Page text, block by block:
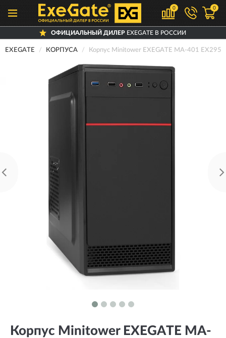
0 0
ОФИЦИАЛЬНЫЙ ДИЛЕРEXEGATE В РОССИИ
EXEGATE КОРПУСА Корпус Minitower EXEGATE MA-401
Корпус Minitower EXEGATE MA-